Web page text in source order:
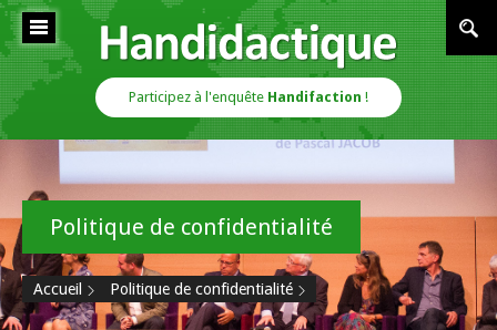
Handidactique
Participez à l'enquête Handifaction !
Politique de confidentialité
Accueil Politique de confidentialité
Cookies management panel